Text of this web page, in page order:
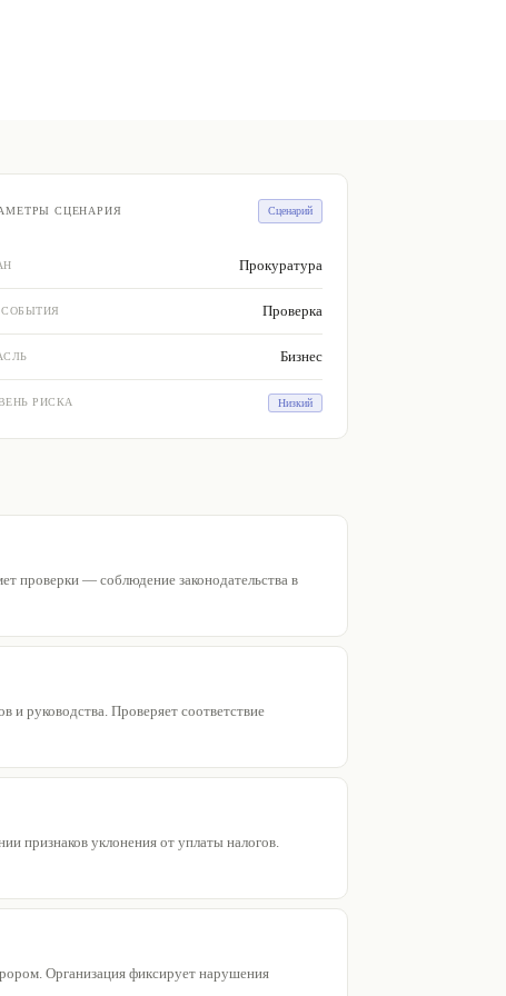
СЦЕНАРИЯ Сценарий
Прокуратура
Проверка
Бизнес
РИСКА Низкий
проверки — соблюдение законодательства в
руководства. Проверяет соответствие
признаков уклонения от уплаты налогов.
Организация фиксирует нарушения